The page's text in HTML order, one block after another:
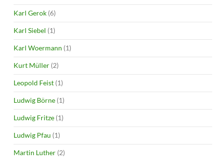
Karl Gerok (6)
Karl Siebel (1)
Karl Woermann (1)
Kurt Müller (2)
Leopold Feist (1)
Ludwig Börne (1)
Ludwig Fritze (1)
Ludwig Pfau (1)
Martin Luther (2)